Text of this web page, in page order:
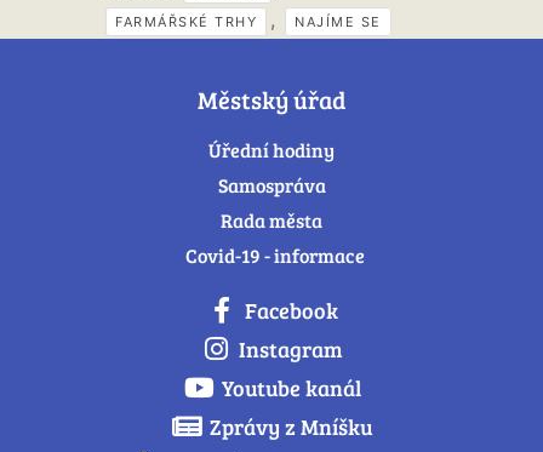
FARMÁŘSKÉ TRHY , NAJÍME SE
Městský úřad
Úřední hodiny
Samospráva
Rada města
Covid-19 - informace
Facebook
Instagram
Youtube kanál
Zprávy z Mníšku